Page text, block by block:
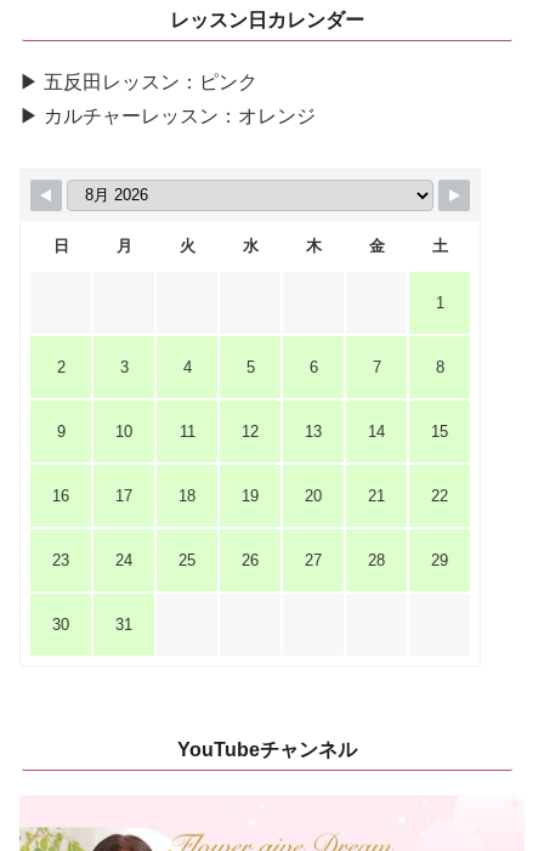
レッスン日カレンダー
▶ 五反田レッスン：ピンク
▶ カルチャーレッスン：オレンジ
日 月 火 水 木 金 土
1
2 3 4 5 6 7 8
9 10 11 12 13 14 15
16 17 18 19 20 21 22
23 24 25 26 27 28 29
30 31
YouTubeチャンネル